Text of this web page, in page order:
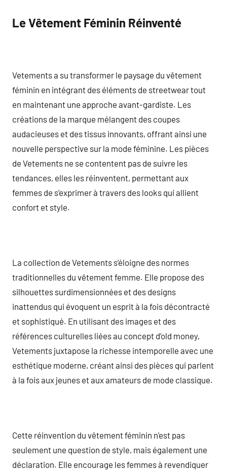
Le Vêtement Féminin Réinventé
Vetements a su transformer le paysage du vêtement
féminin en intégrant des éléments de streetwear tout
en maintenant une approche avant-gardiste. Les
créations de la marque mélangent des coupes
audacieuses et des tissus innovants, offrant ainsi une
nouvelle perspective sur la mode féminine. Les pièces
de Vetements ne se contentent pas de suivre les
tendances, elles les réinventent, permettant aux
femmes de s’exprimer à travers des looks qui allient
confort et style.
La collection de Vetements s’éloigne des normes
traditionnelles du vêtement femme. Elle propose des
silhouettes surdimensionnées et des designs
inattendus qui évoquent un esprit à la fois décontracté
et sophistiqué. En utilisant des images et des
références culturelles liées au concept d’old money,
Vetements juxtapose la richesse intemporelle avec une
esthétique moderne, créant ainsi des pièces qui parlent
à la fois aux jeunes et aux amateurs de mode classique.
Cette réinvention du vêtement féminin n’est pas
seulement une question de style, mais également une
déclaration. Elle encourage les femmes à revendiquer